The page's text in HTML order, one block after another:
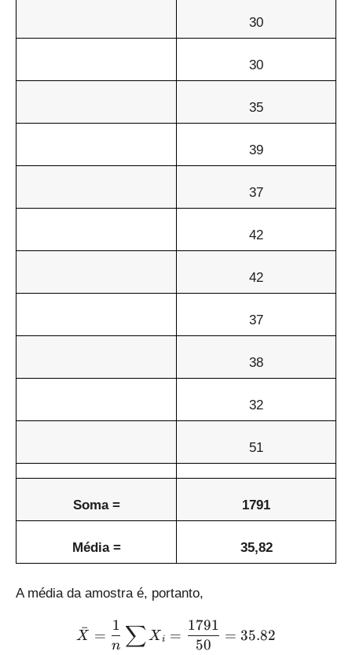
30
30
35
39
37
42
42
37
38
32
51
Soma = 1791
Média = 35,82
A média da amostra é, portanto,
X
ˉ =
n
1 ∑ X i =
50
1791
= 35.82